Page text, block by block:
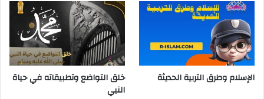
الإسلام وطرق التربية الحديثة
خلق التواضع وتطبيقاته في حياة
النبي